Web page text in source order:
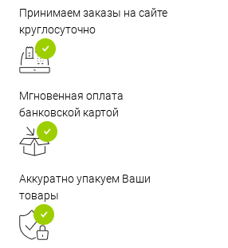
Принимаем заказы на сайте
круглосуточно
Мгновенная оплата
банковской картой
Аккуратно упакуем Ваши
товары